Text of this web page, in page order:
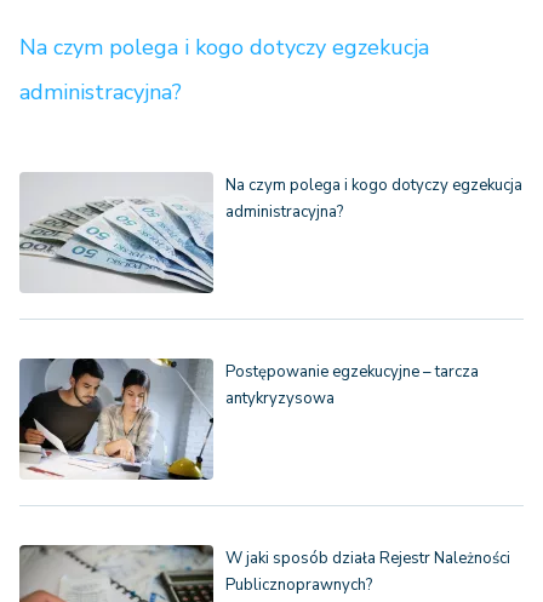
Na czym polega i kogo dotyczy egzekucja
administracyjna?
Na czym polega i kogo dotyczy egzekucja
administracyjna?
Postępowanie egzekucyjne – tarcza
antykryzysowa
W jaki sposób działa Rejestr Należności
Publicznoprawnych?